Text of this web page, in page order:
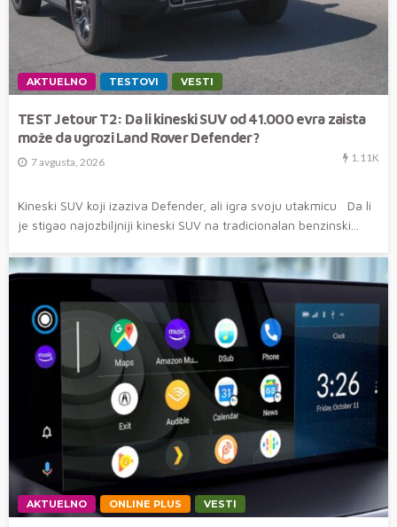
AKTUELNO TESTOVI VESTI
TEST Jetour T2: Da li kineski SUV od 41.000 evra zaista
može da ugrozi Land Rover Defender?
7 avgusta, 2026 1.11K
Kineski SUV koji izaziva Defender, ali igra svoju utakmicu Da li
je stigao najozbiljniji kineski SUV na tradicionalan benzinski...
AKTUELNO ONLINE PLUS VESTI